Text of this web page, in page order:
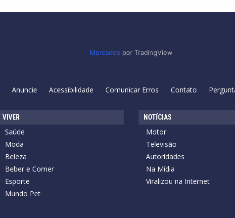
Mercados por TradingView
Anuncie Acessibilidade Comunicar Erros Contato
VIVER
Saúde
Moda
Beleza
Beber e Comer
Esporte
Mundo Pet
NOTÍCIAS
Motor
Televisão
Autoridades
Na Mídia
Viralizou na Internet